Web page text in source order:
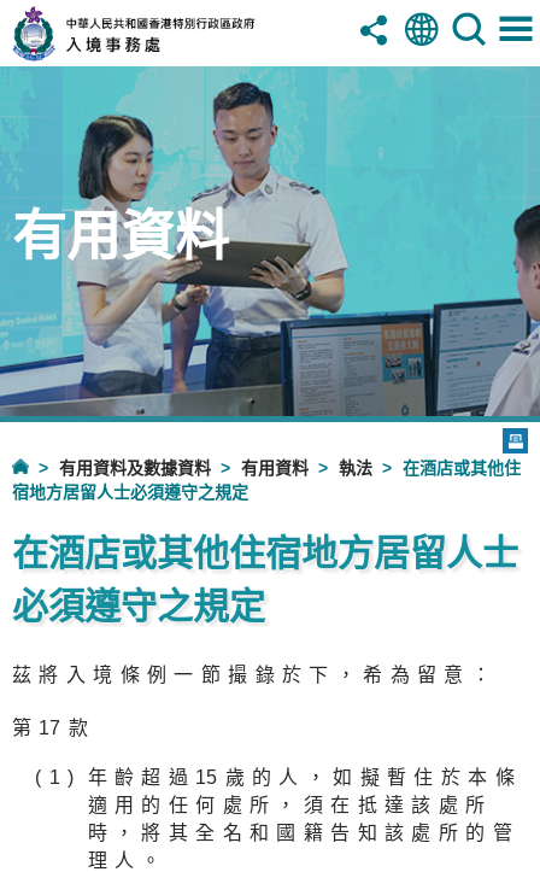
有用資料
有用資料及數據資料 有用資料 執法
在酒店或其他住
宿地方居留人士必須遵守之規定
在酒店或其他住宿地方居留人士
必須遵守之規定
茲將入境條例一節撮錄於下，希為留意：
第 17款
年齡超過 15歲的人，如擬暫住於本條
適用的任何處所，須在抵達該處所
時，將其全名和國籍告知該處所的管
理人。